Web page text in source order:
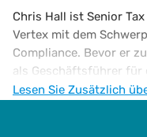
Chris Hall ist Senior
Vertex mit dem
Compliance. Bevor er
als Geschäftsführer für
Steuern bei der Ford
Lesen Sie Zusätzlich